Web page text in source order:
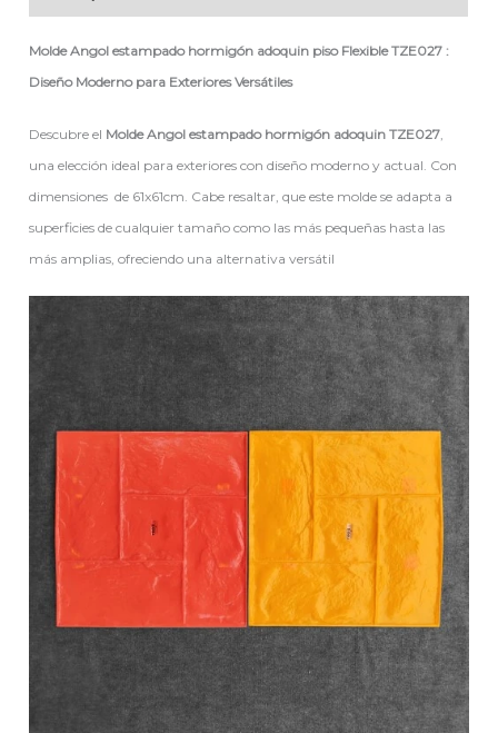
Molde Angol estampado hormigón adoquin piso Flexible TZE027 :
Diseño Moderno para Exteriores Versátiles
Descubre el Molde Angol estampado hormigón adoquin TZE027
una elección ideal para exteriores con diseño moderno y actual. Con
dimensiones de 61x61cm. Cabe resaltar, que este molde se adapta a
superficies de cualquier tamaño como las más pequeñas hasta las
más amplias, ofreciendo una alternativa versátil